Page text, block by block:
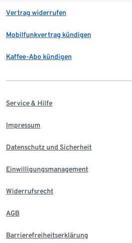
Vertrag widerrufen
Mobilfunkvertrag kündigen
Kaffee-Abo kündigen
Service & Hilfe
Impressum
Datenschutz und Sicherheit
Einwilligungsmanagement
Widerrufsrecht
AGB
Barrierefreiheitserklärung